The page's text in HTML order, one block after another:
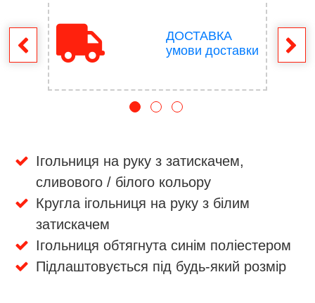
ДОСТАВКА
умови доставки
Ігольниця на руку з затискачем,
сливового / білого кольору
Кругла ігольниця на руку з білим
затискачем
Ігольниця обтягнута синім поліестером
Підлаштовується під будь-який розмір